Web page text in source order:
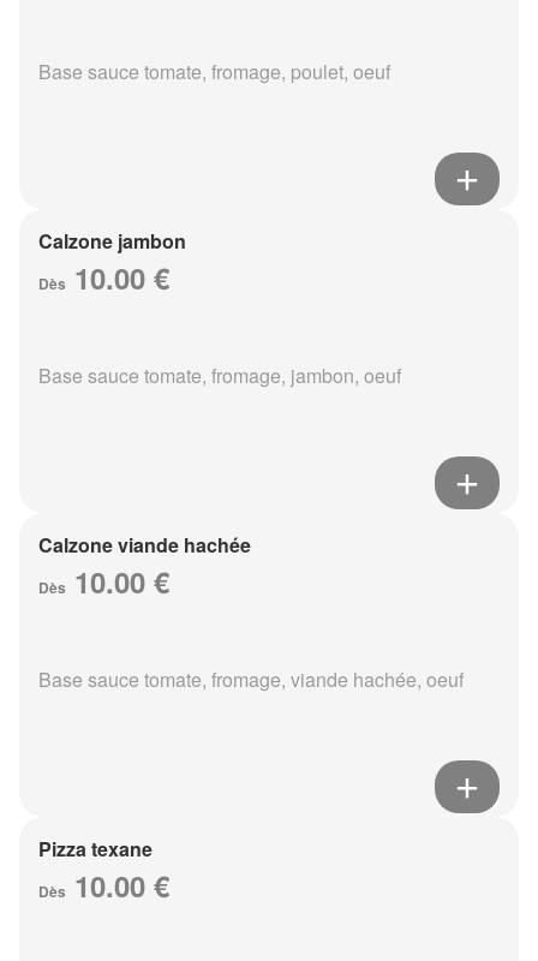
Base sauce tomate, fromage, poulet, oeuf
Calzone jambon
Dès 10.00 €
Base sauce tomate, fromage, jambon, oeuf
Calzone viande hachée
Dès 10.00 €
Base sauce tomate, fromage, viande hachée, oeuf
Pizza texane
Dès 10.00 €